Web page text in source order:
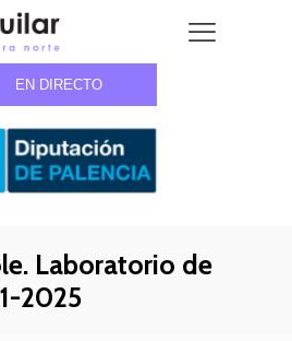
EN DIRECTO
Laboratorio de
2025